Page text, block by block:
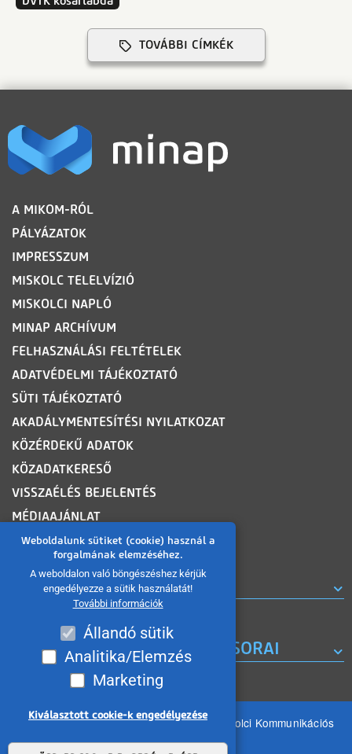
Weboldalunk sütiket (cookie) használ a
forgalmának elemzéséhez.
A weboldalon való böngészéshez kérjük
engedélyezze a sütik használatát!
További információk
Állandó sütik
Analitika/Elemzés
Marketing
Kiválasztott cookie-k engedélyezése
TOVÁBBI CÍMKÉK
LÁBLÉC
A MIKOM-RÓL
PÁLYÁZATOK
IMPRESSZUM
MISKOLC TELELVÍZIÓ
MISKOLCI NAPLÓ
MINAP ARCHÍVUM
FELHASZNÁLÁSI FELTÉTELEK
ADATVÉDELMI TÁJÉKOZTATÓ
SÜTI TÁJÉKOZTATÓ
AKADÁLYMENTESÍTÉSI NYILATKOZAT
KÖZÉRDEKŰ ADATOK
KÖZADATKERESŐ
VISSZAÉLÉS BEJELENTÉS
MÉDIAAJÁNLAT
OLDALTÉRKÉP
ROVATOK
A MISKOLC TV KORÁBBI MŰSORAI
Minden jog fenntartva 2026 © MIKOM Miskolci Kommunikációs
Nonprofit Kft.